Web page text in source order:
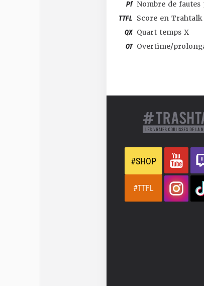
Pf Nombre de fautes
TTFL Score en Trahtalk
QX Quart temps X
OT Overtime/
#SHOP
#TTFL